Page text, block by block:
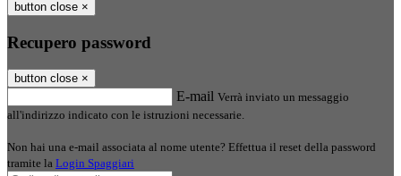
button close ×
Recupero password
button close ×
E-mail Verrà inviato un messaggio
all'indirizzo indicato con le istruzioni necessarie.
Non hai una e-mail associata al nome utente? Effettua il reset della password
tramite la Login Spaggiari